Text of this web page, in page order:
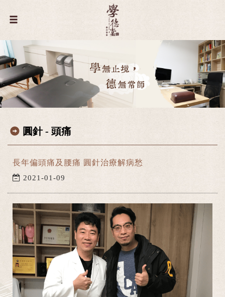
圓針 - 頭痛
長年偏頭痛及腰痛 圓針治療解病愁
2021-01-09